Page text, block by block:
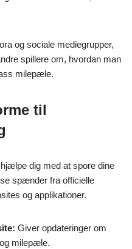
og sociale mediegrupper,
spillere om, hvordan man
milepæle.
til
dig med at spore dine
spænder fra officielle
og applikationer.
Giver opdateringer om
milepæle.